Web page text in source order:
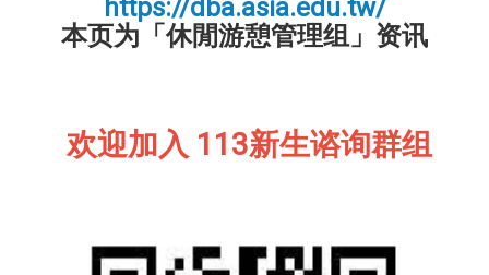
https://dba.asia.edu.tw/
本页为「休閒游憩管理组」资讯
欢迎加入 113新生谘询群组